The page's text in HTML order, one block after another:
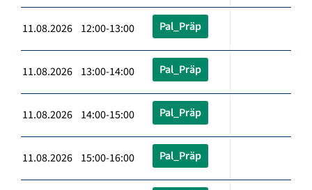
11.08.2026 12:00-13:00 Pal_Präp
11.08.2026 13:00-14:00 Pal_Präp
11.08.2026 14:00-15:00 Pal_Präp
11.08.2026 15:00-16:00 Pal_Präp